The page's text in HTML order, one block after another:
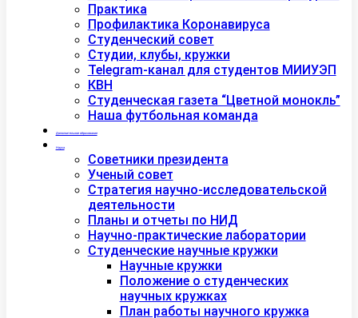
Практика
Профилактика Коронавируса
Студенческий совет
Студии, клубы, кружки
Telegram-канал для студентов МИИУЭП
КВН
Студенческая газета “Цветной монокль”
Наша футбольная команда
Дополнительное образование
Наука
Советники президента
Ученый совет
Стратегия научно-исследовательской
деятельности
Планы и отчеты по НИД
Научно-практические лаборатории
Студенческие научные кружки
Научные кружки
Положение о студенческих
научных кружках
План работы научного кружка